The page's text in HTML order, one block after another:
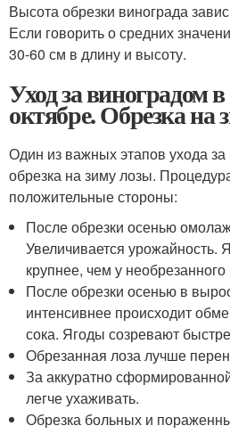
Высота обрезки винограда
Если говорить о средних
30-60 см в длину и высоту.
Уход за виноградом в
октябре. Обрезка на
Один из важных этапов ухода
обрезка на зиму лозы.
положительные стороны:
После обрезки осенью
Увеличивается урожайность.
крупнее, чем у
После обрезки осенью в
интенсивнее происходит
сока. Ягоды созревают
Обрезанная лоза лучше
За аккуратно
легче ухаживать.
Обрезка больных и